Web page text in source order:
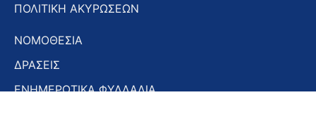
ΠΟΛΙΤΙΚΗ ΑΚΥΡΩΣΕΩΝ
ΝΟΜΟΘΕΣΙΑ
ΔΡΑΣΕΙΣ
ΕΝΗΜΕΡΩΤΙΚΑ ΦΥΛΛΑΔΙΑ